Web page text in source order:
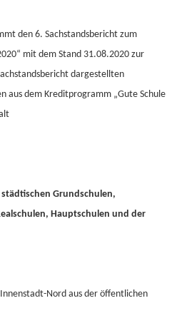
den 6. Sachstandsbericht zum
mit dem Stand 31.08.2020 zur
dargestellten
aus dem Kreditprogramm „Gute Schule
Grundschulen,
Hauptschulen und der
Nord aus der öffentlichen